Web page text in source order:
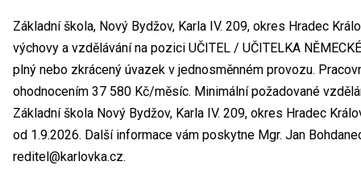
Základní škola, Nový Bydžov, Karla IV. 209, okres Hradec
výchovy a vzdělávání na pozici UČITEL / UČITELKA
plný nebo zkrácený úvazek v jednosměnném provozu.
ohodnocením 37 580 Kč/měsíc. Minimální požadované
Základní škola Nový Bydžov, Karla IV. 209, okres Hradec
od 1.9.2026. Další informace vám poskytne Mgr. Jan
reditel@karlovka.cz.